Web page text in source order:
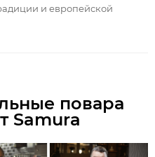
и европейской
повара
Samura